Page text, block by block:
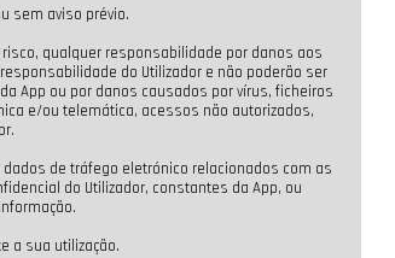
sem aviso prévio.
qualquer responsabilidade por danos aos
do Utilizador e não poderão ser
App ou por danos causados por vírus, ficheiros
e/ou telemática, acessos não autorizados,
de tráfego eletrónico relacionados com as
do Utilizador, constantes da App, ou
a sua utilização.